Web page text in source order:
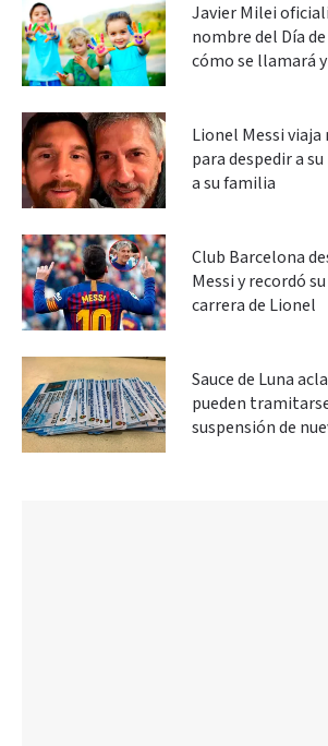
Javier Milei
nombre del Día
cómo se llamará
Lionel Messi
para despedir a
a su familia
Club Barcelona
Messi y recordó
carrera de Lionel
Sauce de Luna
pueden
suspensión de